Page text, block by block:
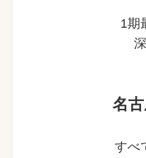
1期
名
すべ